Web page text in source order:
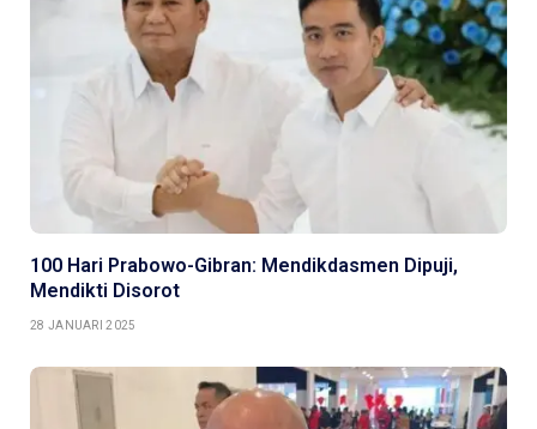
100 Hari Prabowo-Gibran: Mendikdasmen Dipuji,
Mendikti Disorot
28 JANUARI 2025